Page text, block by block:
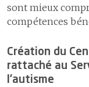
sont mieux
compétences
Création du
rattaché au
l’autisme